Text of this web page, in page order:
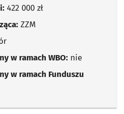
422 000 zł
ZZM
w ramach WBO: nie
w ramach Funduszu